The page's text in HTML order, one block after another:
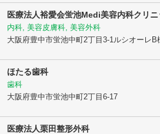
医療法人裕愛会蛍池Medi美容内科クリニ
内科, 美容皮膚科, 美容外科
大阪府豊中市蛍池中町2丁目3-1ルシオーレB
ほたる歯科
歯科
大阪府豊中市蛍池中町2丁目6-17
医療法人栗田整形外科